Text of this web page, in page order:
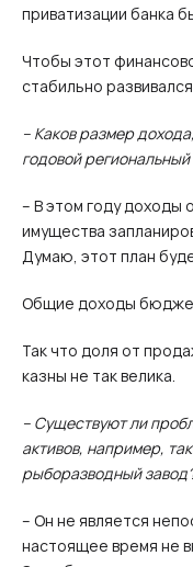
приватизации банка
Чтобы этот
стабильно
– Каков размер
годовой
– В этом году доходы
имущества
Думаю, этот план
Общие доходы
Так что доля от
казны не так велика.
– Существуют ли
активов, например,
рыборазводный
– Он не является
настоящее время не